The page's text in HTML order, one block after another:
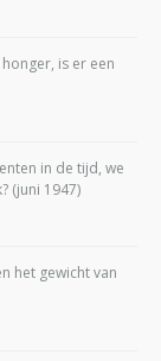
is er een
in de tijd, we
(juni 1947)
het gewicht van